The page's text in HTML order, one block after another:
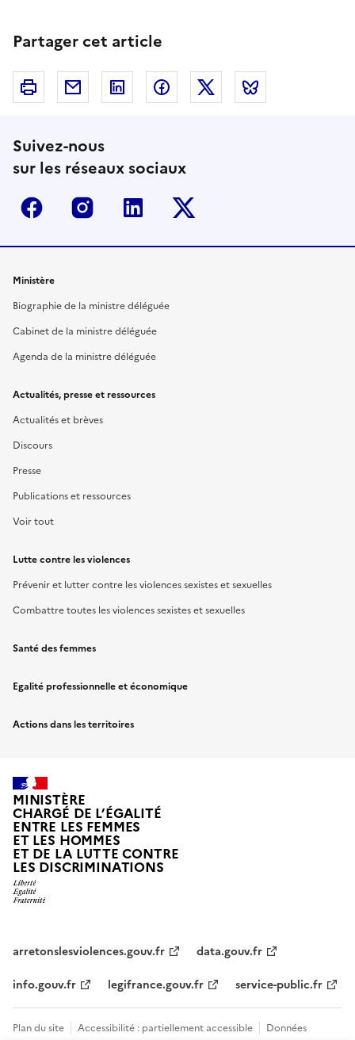
Partager cet article
Imprimer Courriel Linkedin FacebookTwitter
Suivez-nous
sur les réseaux sociaux
Facebook InstagramLinkedin
Ministère
Biographie de la ministre déléguée
Cabinet de la ministre déléguée
Agenda de la ministre déléguée
Actualités, presse et ressources
Actualités et brèves
Discours
Presse
Publications et ressources
Voir tout
Lutte contre les violences
Prévenir et lutter contre les violences sexistes et sexuelles
Combattre toutes les violences sexistes et sexuelles
Santé des femmes
Egalité professionnelle et économique
Actions dans les territoires
MINISTÈRE
CHARGÉ DE L’ÉGALITÉ
ENTRE LES FEMMES
ET LES HOMMES
ET DE LA LUTTE CONTRE
LES DISCRIMINATIONS
arretonslesviolences.gouv.fr
data.gouv.fr
info.gouv.fr
legifrance.gouv.fr service-public.fr
Plan du site Accessibilité : partiellement accessible Données